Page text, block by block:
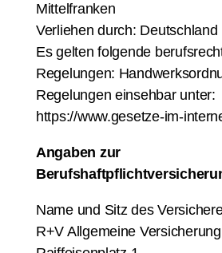
Mittelfranken
Verliehen durch: Deutschland
Es gelten folgende
Regelungen:
Regelungen einsehbar unter:
https://www.gesetze-im-
Angaben zur
Name und Sitz des
R+V Allgemeine